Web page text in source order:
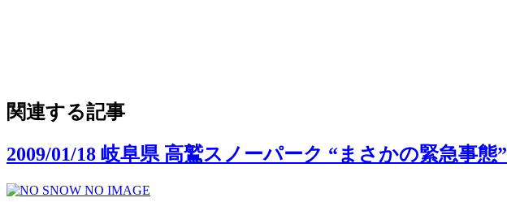
関連する記事
2009/01/18 岐阜県 高鷲スノーパーク “まさかの緊急事態”